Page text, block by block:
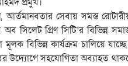
প্রমুখ।
সেবায় সমস্ত
সিলেট গ্রিণ সিটি’র বিভিন্ন
বিভিন্ন কার্যক্রম চালিয়ে
উদ্যোগে সহযোগিতা অব্যাহত